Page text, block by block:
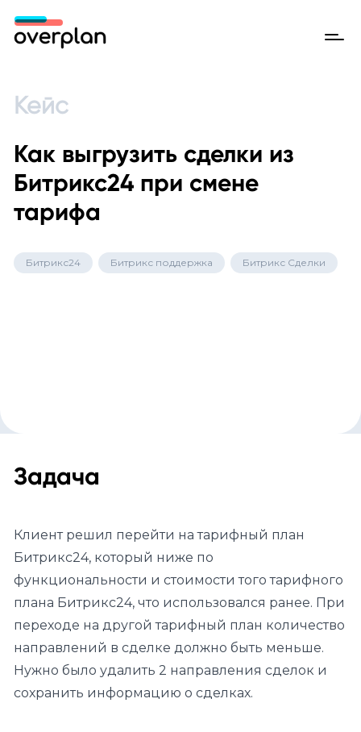
Кейс
Как выгрузить сделки из
Битрикс24 при смене
тарифа
Битрикс24 Битрикс поддержка Битрикс Сделки
Задача
Клиент решил перейти на тарифный план
Битрикс24, который ниже по
функциональности и стоимости того тарифного
плана Битрикс24, что использовался ранее. При
переходе на другой тарифный план количество
направлений в сделке должно быть меньше.
Нужно было удалить 2 направления сделок и
сохранить информацию о сделках.